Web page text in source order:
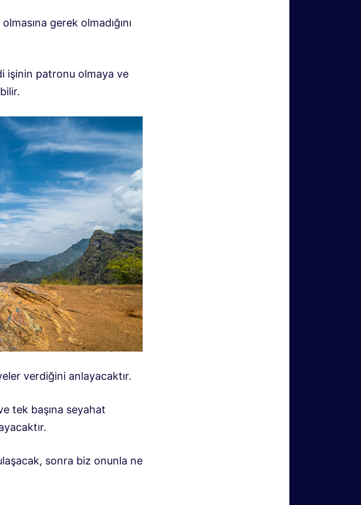
gerek olmadığını
işinin patronu olmaya ve
verdiğini anlayacaktır.
tek başına seyahat
sonra biz onunla ne